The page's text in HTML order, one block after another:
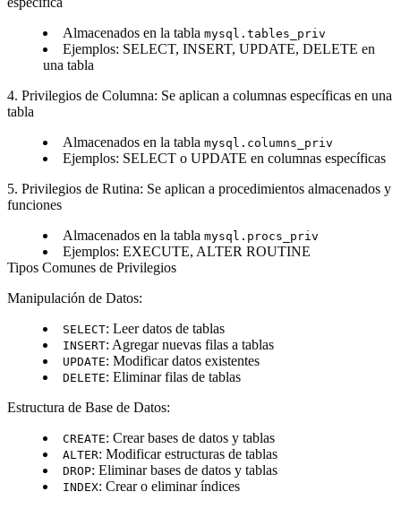
Almacenados en la tabla mysql.tables_priv
Ejemplos: SELECT, INSERT, UPDATE, DELETE en
una tabla
4. Privilegios de Columna: Se aplican a columnas específicas en una
tabla
Almacenados en la tabla mysql.columns_priv
Ejemplos: SELECT o UPDATE en columnas específicas
5. Privilegios de Rutina: Se aplican a procedimientos almacenados y
funciones
Almacenados en la tabla mysql.procs_priv
Ejemplos: EXECUTE, ALTER ROUTINE
Tipos Comunes de Privilegios
Manipulación de Datos:
SELECT: Leer datos de tablas
INSERT: Agregar nuevas filas a tablas
UPDATE: Modificar datos existentes
DELETE: Eliminar filas de tablas
Estructura de Base de Datos:
CREATE: Crear bases de datos y tablas
ALTER: Modificar estructuras de tablas
DROP: Eliminar bases de datos y tablas
INDEX: Crear o eliminar índices